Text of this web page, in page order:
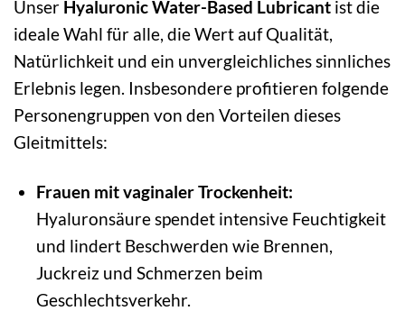
Unser Hyaluronic Water-Based Lubricant ist die
ideale Wahl für alle, die Wert auf Qualität,
Natürlichkeit und ein unvergleichliches sinnliches
Erlebnis legen. Insbesondere profitieren folgende
Personengruppen von den Vorteilen dieses
Gleitmittels:
Frauen mit vaginaler Trockenheit:
Hyaluronsäure spendet intensive Feuchtigkeit
und lindert Beschwerden wie Brennen,
Juckreiz und Schmerzen beim
Geschlechtsverkehr.